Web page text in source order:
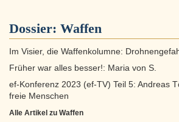
Dossier: Waffen
Im Visier, die Waffenkolumne:
Früher war alles besser!: Maria von S.
ef-Konferenz 2023 (ef-TV) Teil 5: Andreas
freie Menschen
Alle Artikel zu Waffen